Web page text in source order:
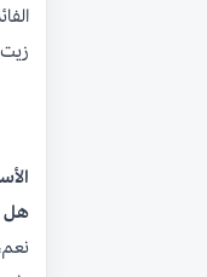
هل